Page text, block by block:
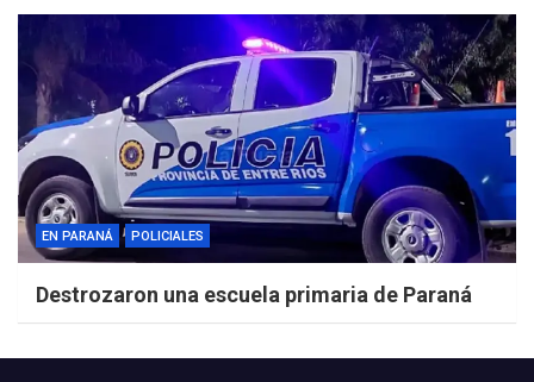
EN PARANÁ POLICIALES
Destrozaron una escuela primaria de Paraná